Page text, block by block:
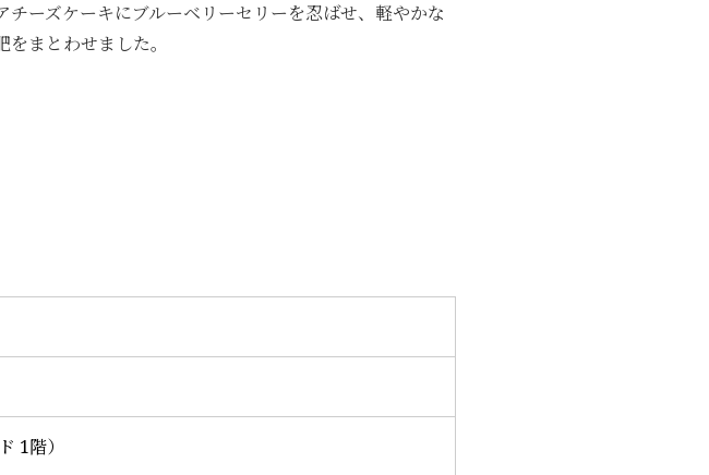
チーズケーキにブルーベリーセリーを忍ばせ、軽やかな
をまとわせました。
1階）